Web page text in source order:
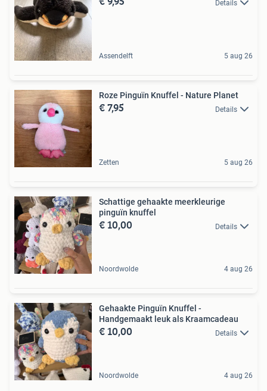
Details
Assendelft 5 aug 26
Roze Pinguïn Knuffel - Nature Planet
€ 7,95 Details
Zetten 5 aug 26
Schattige gehaakte meerkleurige
pinguïn knuffel
€ 10,00 Details
Noordwolde 4 aug 26
Gehaakte Pinguïn Knuffel -
Handgemaakt leuk als Kraamcadeau
€ 10,00 Details
Noordwolde 4 aug 26